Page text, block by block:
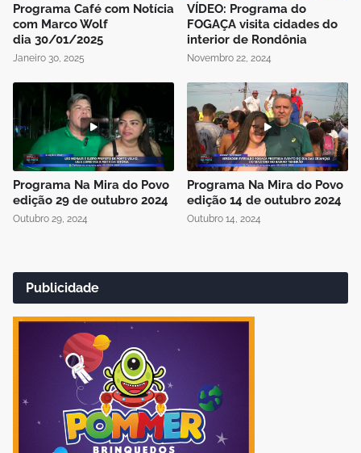
Programa Café com Notícia
com Marco Wolf
dia 30/01/2025
Janeiro 30, 2025
VÍDEO: Programa do
FOGAÇA visita cidades do
interior de Rondônia
Novembro 22, 2024
Programa Na Mira do Povo
edição 29 de outubro 2024
Outubro 29, 2024
Programa Na Mira do Povo
edição 14 de outubro 2024
Outubro 14, 2024
Publicidade